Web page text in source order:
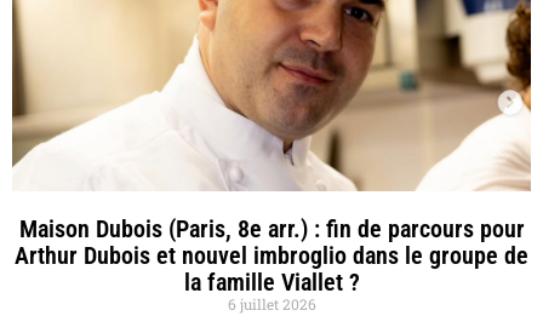
Maison Dubois (Paris, 8e arr.) : fin de parcours pour
Arthur Dubois et nouvel imbroglio dans le groupe de
la famille Viallet ?
6 juillet 2026